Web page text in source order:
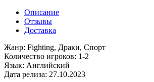
Описание
Отзывы
Доставка
Жанр: Fighting, Драки, Спорт
Количество игроков: 1-2
Язык: Английский
Дата релиза: 27.10.2023